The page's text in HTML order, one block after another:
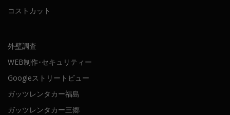
コストカット
外壁調査
WEB制作･セキュリティー
Googleストリートビュー
ガッツレンタカー福島
ガッツレンタカー三郷